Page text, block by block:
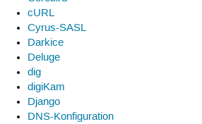
cURL
Cyrus-SASL
Darkice
Deluge
dig
digiKam
Django
DNS-Konfiguration